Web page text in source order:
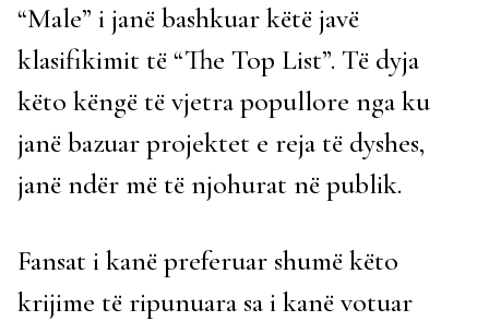
“Male” i janë bashkuar këtë javë
klasifikimit të “The Top List”. Të dyja
këto këngë të vjetra popullore nga ku
janë bazuar projektet e reja të dyshes,
janë ndër më të njohurat në publik.
Fansat i kanë preferuar shumë këto
krijime të ripunuara sa i kanë votuar